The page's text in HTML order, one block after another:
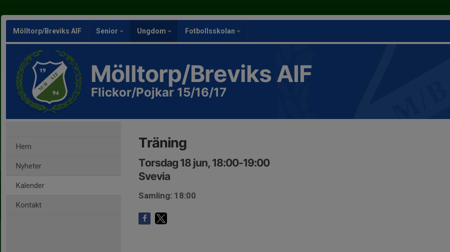
Mölltorp/Breviks AIF Senior Ungdom Fotbollsskolan
Mölltorp/Breviks AIF
Flickor/Pojkar 15/16/17
Hem
Nyheter
Kalender
Kontakt
Träning
Torsdag 18 jun, 18:00-19:00
Svevia
Samling: 18:00